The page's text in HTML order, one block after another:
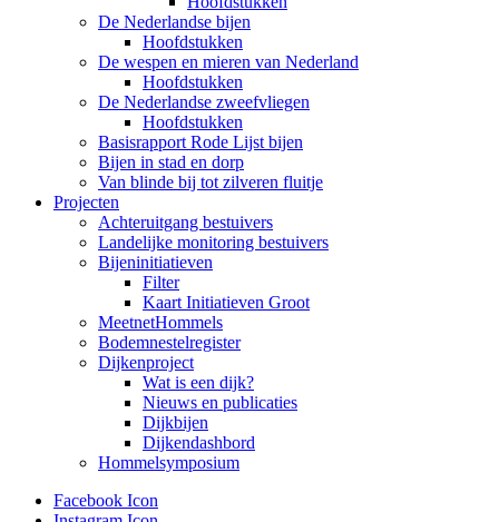
De Nederlandse bijen
Hoofdstukken
De wespen en mieren van Nederland
Hoofdstukken
De Nederlandse zweefvliegen
Hoofdstukken
Basisrapport Rode Lijst bijen
Bijen in stad en dorp
Van blinde bij tot zilveren fluitje
Projecten
Achteruitgang bestuivers
Landelijke monitoring bestuivers
Bijeninitiatieven
Filter
Kaart Initiatieven Groot
MeetnetHommels
Bodemnestelregister
Dijkenproject
Wat is een dijk?
Nieuws en publicaties
Dijkbijen
Dijkendashbord
Hommelsymposium
Facebook Icon